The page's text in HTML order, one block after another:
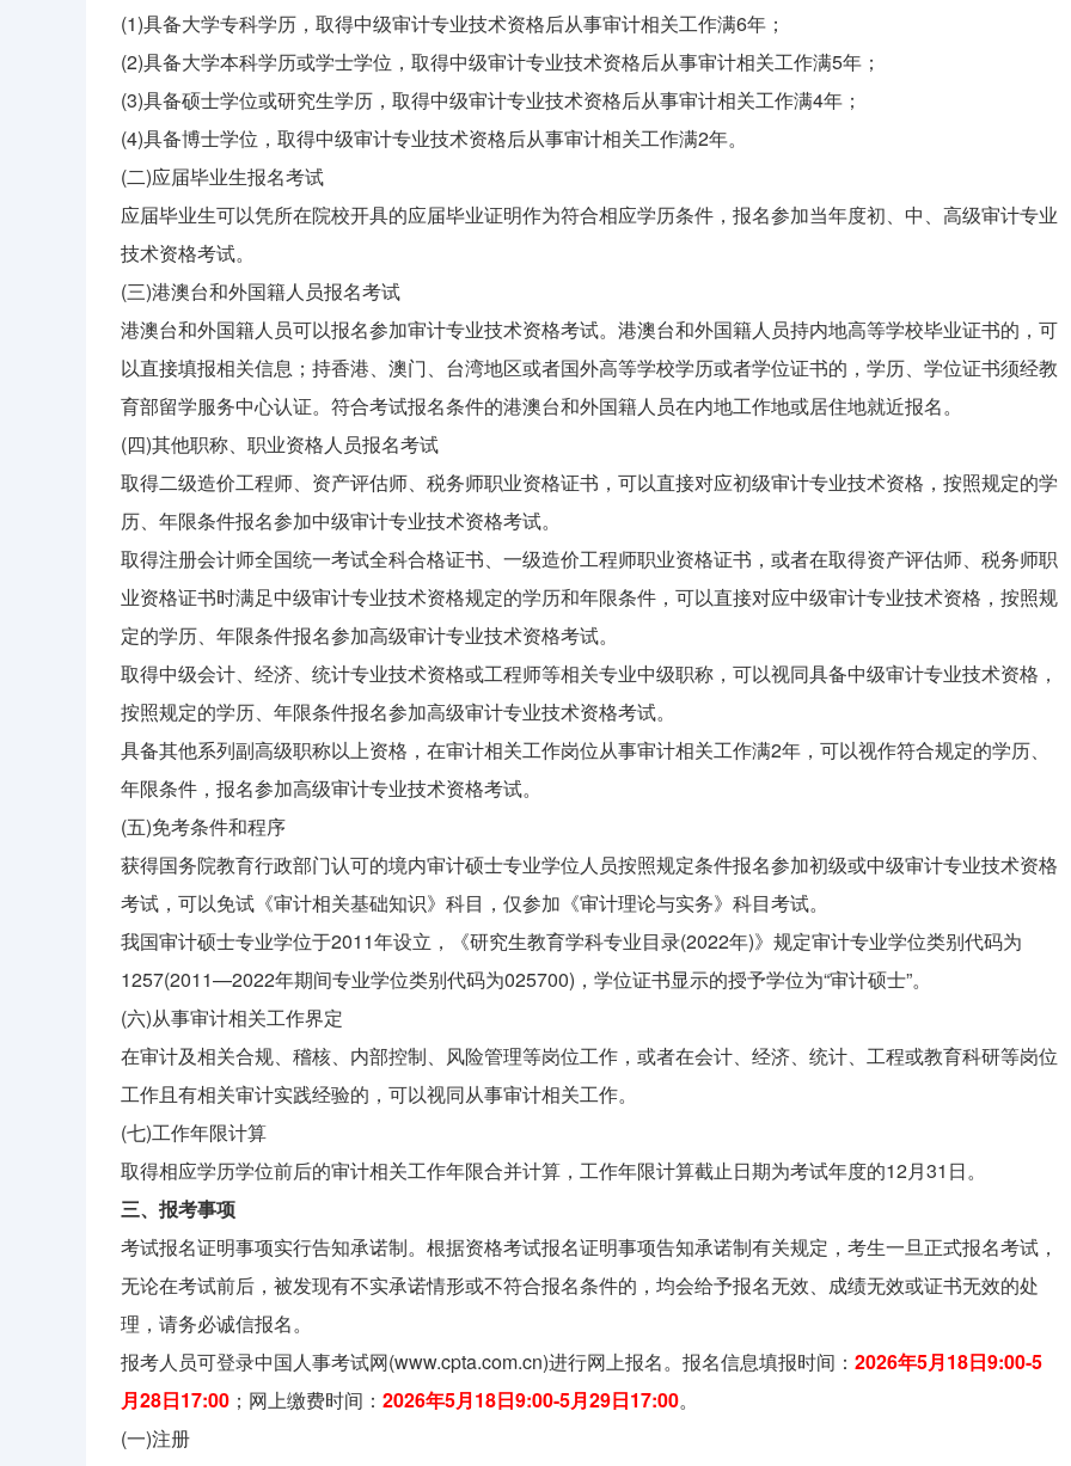
(1)具备大学专科学历，取得中级审计专业技术资格后从事审计相关工作满6年；
(2)具备大学本科学历或学士学位，取得中级审计专业技术资格后从事审计相关工作满5年；
(3)具备硕士学位或研究生学历，取得中级审计专业技术资格后从事审计相关工作满4年；
(4)具备博士学位，取得中级审计专业技术资格后从事审计相关工作满2年。
(二)应届毕业生报名考试
应届毕业生可以凭所在院校开具的应届毕业证明作为符合相应学历条件，报名参加当年度初、中、高级审计专业
技术资格考试。
(三)港澳台和外国籍人员报名考试
港澳台和外国籍人员可以报名参加审计专业技术资格考试。港澳台和外国籍人员持内地高等学校毕业证书的，可
以直接填报相关信息；持香港、澳门、台湾地区或者国外高等学校学历或者学位证书的，学历、学位证书须经教
育部留学服务中心认证。符合考试报名条件的港澳台和外国籍人员在内地工作地或居住地就近报名。
(四)其他职称、职业资格人员报名考试
取得二级造价工程师、资产评估师、税务师职业资格证书，可以直接对应初级审计专业技术资格，按照规定的学
历、年限条件报名参加中级审计专业技术资格考试。
取得注册会计师全国统一考试全科合格证书、一级造价工程师职业资格证书，或者在取得资产评估师、税务师职
业资格证书时满足中级审计专业技术资格规定的学历和年限条件，可以直接对应中级审计专业技术资格，按照规
定的学历、年限条件报名参加高级审计专业技术资格考试。
取得中级会计、经济、统计专业技术资格或工程师等相关专业中级职称，可以视同具备中级审计专业技术资格，
按照规定的学历、年限条件报名参加高级审计专业技术资格考试。
具备其他系列副高级职称以上资格，在审计相关工作岗位从事审计相关工作满2年，可以视作符合规定的学历、
年限条件，报名参加高级审计专业技术资格考试。
(五)免考条件和程序
获得国务院教育行政部门认可的境内审计硕士专业学位人员按照规定条件报名参加初级或中级审计专业技术资格
考试，可以免试《审计相关基础知识》科目，仅参加《审计理论与实务》科目考试。
我国审计硕士专业学位于2011年设立，《研究生教育学科专业目录(2022年)》规定审计专业学位类别代码为
1257(2011—2022年期间专业学位类别代码为025700)，学位证书显示的授予学位为“审计硕士”。
(六)从事审计相关工作界定
在审计及相关合规、稽核、内部控制、风险管理等岗位工作，或者在会计、经济、统计、工程或教育科研等岗位
工作且有相关审计实践经验的，可以视同从事审计相关工作。
(七)工作年限计算
取得相应学历学位前后的审计相关工作年限合并计算，工作年限计算截止日期为考试年度的12月31日。
三、报考事项
考试报名证明事项实行告知承诺制。根据资格考试报名证明事项告知承诺制有关规定，考生一旦正式报名考试，
无论在考试前后，被发现有不实承诺情形或不符合报名条件的，均会给予报名无效、成绩无效或证书无效的处
理，请务必诚信报名。
报考人员可登录中国人事考试网(www.cpta.com.cn)进行网上报名。报名信息填报时间： 2026年5月18日9:00-5
月28日17:00 ；网上缴费时间： 2026年5月18日9:00-5月29日17:00。
(一)注册